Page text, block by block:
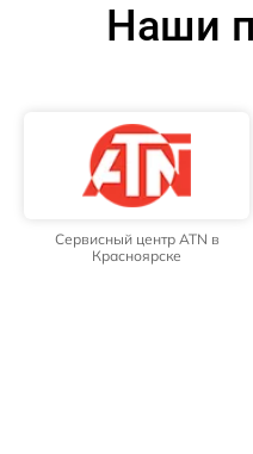
Наши
Сервисный центр ATN в
Красноярске